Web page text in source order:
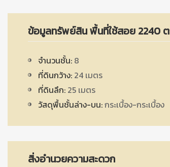
ข้อมูลทรัพย์สิน พื้นที่ใช้สอย 2240
จำนวนชั้น: 8
ที่ดินกว้าง: 24 เมตร
ที่ดินลึก: 25 เมตร
วัสดุพื้นชั้นล่าง-บน:กระเบื้อง-กระเบื้อง
สิ่งอำนวยความสะดวก